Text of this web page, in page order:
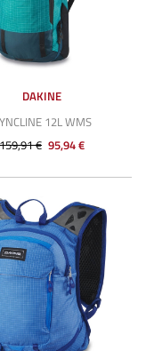
DAKINE
12L WMS
159,91 € 95,94 €